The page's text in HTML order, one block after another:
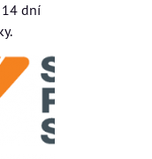
dní